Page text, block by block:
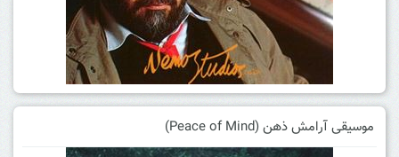
موسیقی آرامش ذهن (Peace of Mind)